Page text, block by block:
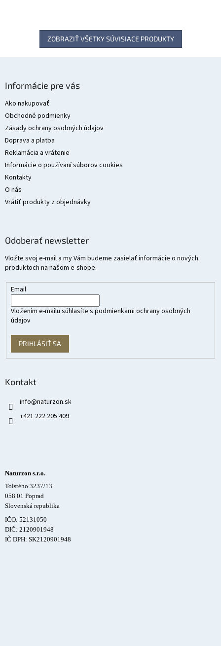
ZOBRAZIŤ VŠETKY SÚVISIACE PRODUKTY
Informácie pre vás
Ako nakupovať
Obchodné podmienky
Zásady ochrany osobných údajov
Doprava a platba
Reklamácia a vrátenie
Informácie o používaní súborov cookies
Kontakty
O nás
Vrátiť produkty z objednávky
Odoberať newsletter
Vložte svoj e-mail a my Vám budeme zasielať informácie o nových
produktoch na našom e-shope.
Email
Vložením e-mailu súhlasíte s podmienkami ochrany osobných
údajov
PRIHLÁSIŤ SA
Kontakt
info@naturzon.sk
+421 222 205 409
Naturzon s.r.o.
Tolstého 3237/13
058 01 Poprad
Slovenská republika
IČO: 52131050
DIČ: 2120901948
IČ DPH: SK2120901948